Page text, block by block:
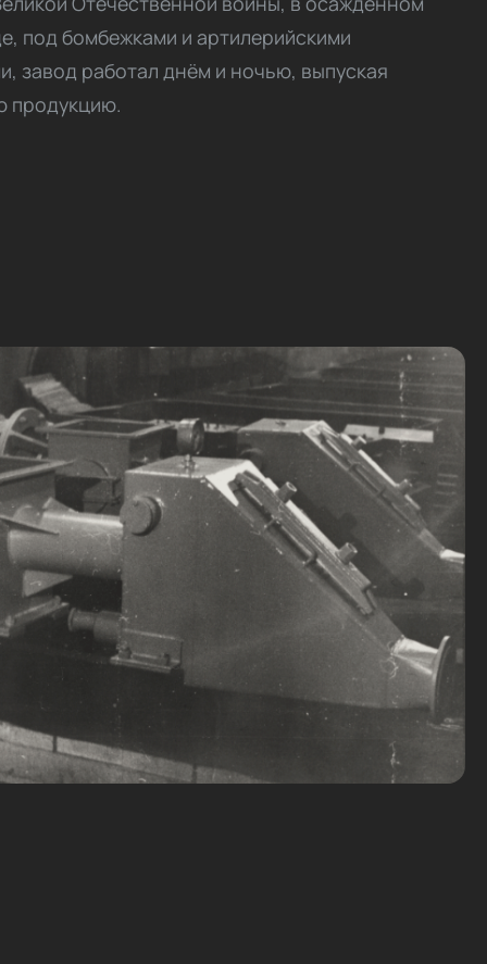
под бомбежками и артилерийскими
завод работал днём и ночью, выпуская
продукцию.